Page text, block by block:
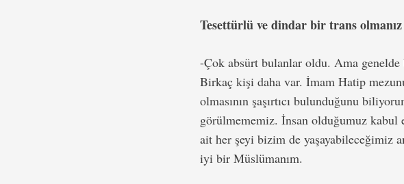
Tesettürlü ve dindar bir trans
-Çok absürt bulanlar oldu. Ama
Birkaç kişi daha var. İmam Hatip
olmasının şaşırtıcı bulunduğunu
görülmememiz. İnsan olduğumuz kabul
ait her şeyi bizim de yaşayabileceğimiz
iyi bir Müslümanım.